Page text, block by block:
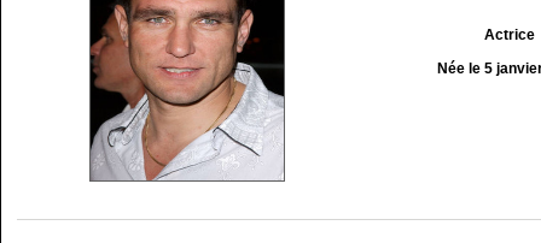
Actrice
Née le 5